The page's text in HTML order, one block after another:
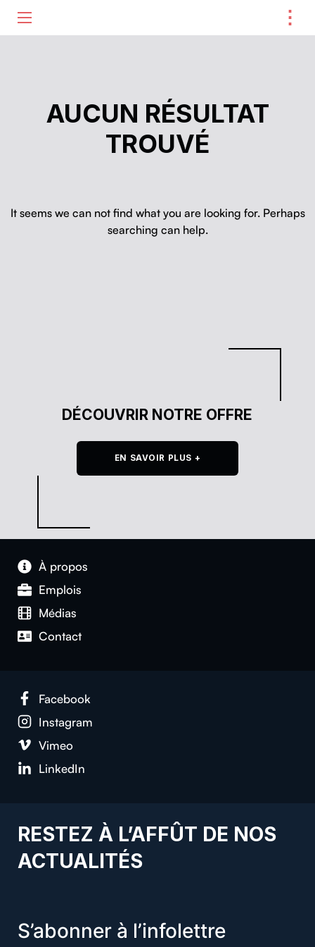
⋮
AUCUN RÉSULTAT
TROUVÉ
It seems we can not find what you are looking for. Perhaps
searching can help.
DÉCOUVRIR NOTRE OFFRE
EN SAVOIR PLUS +
À pro­pos
Emplois
Médias
Con­tact
Face­book
Insta­gram
Vimeo
LinkedIn
RESTEZ À L’AFFÛT DE NOS
ACTUALITÉS
S’abonner à l’infolettre